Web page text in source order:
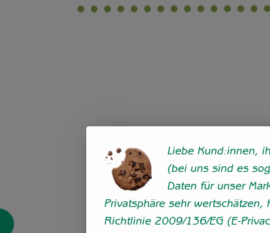
Liebe Kund:innen,
(bei uns sind es
Daten für unser
Privatsphäre sehr
Richtlinie 2009/136/EG (E-